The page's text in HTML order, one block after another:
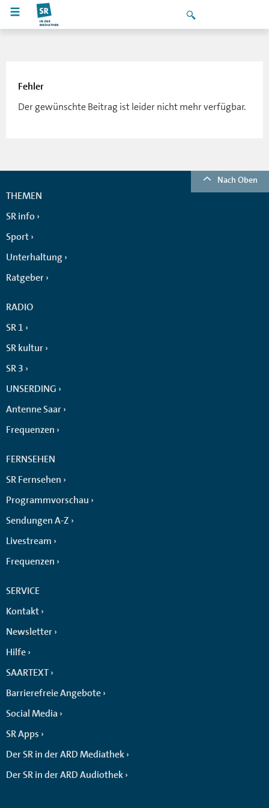
Fehler
Der gewünschte Beitrag ist leider nicht mehr verfügbar.
Nach Oben
THEMEN
SR info
Sport
Unterhaltung
Ratgeber
RADIO
SR 1
SR kultur
SR 3
UNSERDING
Antenne Saar
Frequenzen
FERNSEHEN
SR Fernsehen
Programmvorschau
Sendungen A-Z
Livestream
Frequenzen
SERVICE
Kontakt
Newsletter
Hilfe
SAARTEXT
Barrierefreie Angebote
Social Media
SR Apps
Der SR in der ARD Mediathek
Der SR in der ARD Audiothek